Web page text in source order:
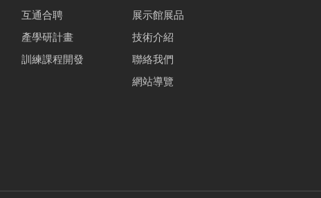
互通合聘
產學研計畫
訓練課程開發
展示館展品
技術介紹
聯絡我們
網站導覽